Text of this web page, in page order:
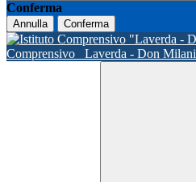
Conferma
Annulla Conferma
Comprensivo
Laverda - Don Milani